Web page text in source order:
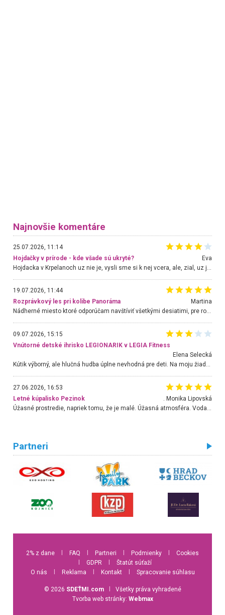
Najnovšie komentáre
25.07.2026, 11:14
Hojdačky v prírode - kde všade sú ukryté?
Eva
19.07.2026, 11:44
Rozprávkový les pri kolibe Panoráma
Martina
Nádherné miesto ktoré odporúčam navštíviť všetkými desiatimi, pre rodiny s deťmi, dôchodcom... Proste a jednoducho ozaj rozprávkový les.. určite ešte prídeme. Odniesli sme si na pamiatku krásne tričká,
09.07.2026, 15:15
Vnútorné detské ihrisko LEGIONARIK v LEGIA Fitness
Elena Selecká
Kútik výborný, ale hlučná hudba úplne nevhodná pre deti. Na moju žiadosť o aspoň sušenie nereagovali.
27.06.2026, 16:53
Letné kúpalisko Pezinok
. Monika Lipovská
Partneri
2% z dane FAQ Partneri Podmienky
Cookies
GDPR
Štatút súťaží
O nás
Reklama Kontakt Spracovanie súhlasu
© 2026 SDEŤMI.com
Všetky práva vyhradené
Tvorba web stránky: Webmax